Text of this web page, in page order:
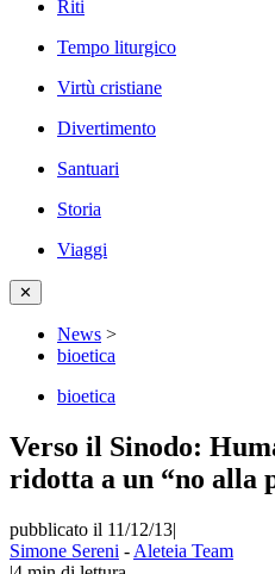
Riti
Tempo liturgico
Virtù cristiane
Divertimento
Santuari
Storia
Viaggi
✕
News >
bioetica
bioetica
Verso il Sinodo:
ridotta a un “no alla
pubblicato il 11/12/13|
Simone Sereni - Aleteia Team